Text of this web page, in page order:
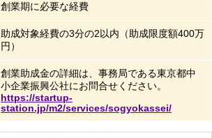
創業期に必要な経費
助成対象経費の3分の2以内（助成限度額400万
円）
創業助成金の詳細は、事務局である東京都中
小企業振興公社にお問合せください。
https://startup-
station.jp/m2/services/sogyokassei/